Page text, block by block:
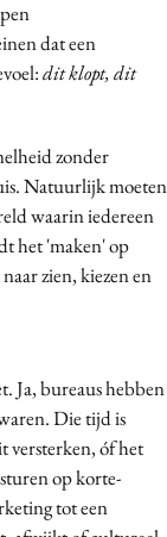
dat een
dit klopt, dit
zonder
Natuurlijk moeten
waarin iedereen
het 'maken' op
zien, kiezen en
Ja, bureaus hebben
Die tijd is
versterken, óf het
op korte-
tot een